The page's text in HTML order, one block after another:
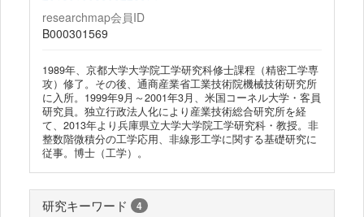
researchmap会員ID
B000301569
1989年、京都大学大学院工学研究科修士課程（精密工学専
攻）修了。その後、通商産業省工業技術院機械技術研究所
に入所。1999年9月～2001年3月、米国コーネル大学・客員
研究員。独立行政法人化により産業技術総合研究所を経
て、2013年より兵庫県立大学大学院工学研究科・教授。非
整数階微積分の工学応用、非線形工学に関する基礎研究に
従事。博士（工学）。
研究キーワード 4